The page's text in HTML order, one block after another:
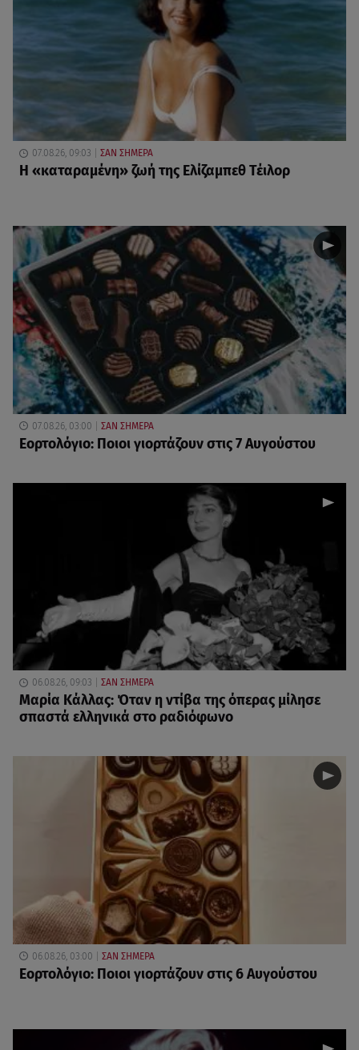
07.08.26, 09:03 ΣΑΝ ΣΗΜΕΡΑ
Η «καταραμένη»​​​​​​​ ζωή της Ελίζαμπεθ Τέιλορ
07.08.26, 03:00 ΣΑΝ ΣΗΜΕΡΑ
Εορτολόγιο: Ποιοι γιορτάζουν στις 7 Αυγούστου
06.08.26, 09:03 ΣΑΝ ΣΗΜΕΡΑ
Μαρία Κάλλας: Όταν η ντίβα της όπερας μίλησε
σπαστά ελληνικά στο ραδιόφωνο
06.08.26, 03:00 ΣΑΝ ΣΗΜΕΡΑ
Εορτολόγιο: Ποιοι γιορτάζουν στις 6 Αυγούστου